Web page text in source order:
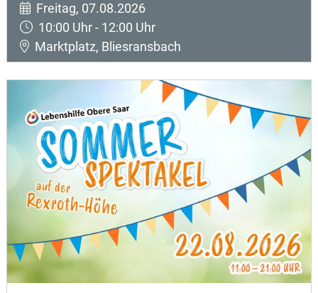
Freitag, 07.08.2026
10:00 Uhr - 12:00 Uhr
Marktplatz, Bliesransbach